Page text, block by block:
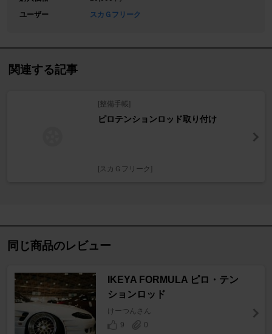
ユーザー
スカＧフリーク
関連する記事
[整備手帳]
ピロテンションロッド取り付け
[スカＧフリーク]
同じ商品のレビュー
IKEYA FORMULA ピロ・テン
ションロッド
けーつんさん
9
0